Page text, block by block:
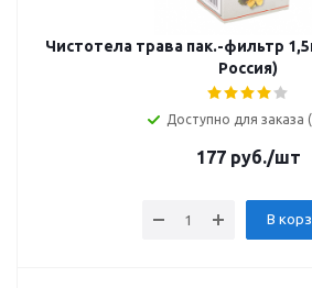
Чистотела трава пак.-фильтр
Россия)
Доступно для заказа
177руб./шт
В